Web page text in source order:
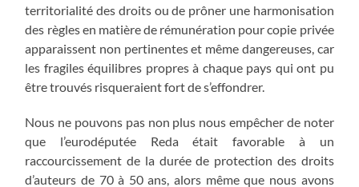
territorialité des droits ou de prôner une harmonisation
des règles en matière de rémunération pour copie privée
apparaissent non pertinentes et même dangereuses, car
les fragiles équilibres propres à chaque pays qui ont pu
être trouvés risqueraient fort de s’effondrer.
Nous ne pouvons pas non plus nous empêcher de noter
que l’eurodéputée Reda était favorable à un
raccourcissement de la durée de protection des droits
d’auteurs de 70 à 50 ans, alors même que nous avons